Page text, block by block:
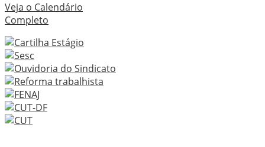
Veja o Calendário
Completo